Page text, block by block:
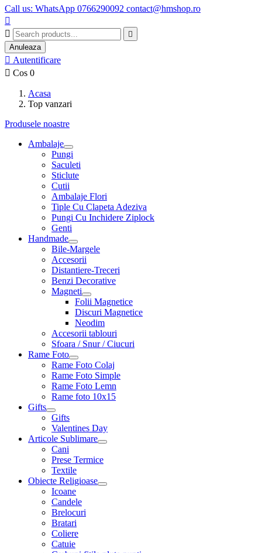
Call us: WhatsApp 0766290092 contact@hmshop.ro



Anuleaza
 Autentificare
 Cos 0
Acasa
Top vanzari
Produsele noastre
Ambalaje
Pungi
Saculeti
Sticlute
Cutii
Ambalaje Flori
Tiple Cu Clapeta Adeziva
Pungi Cu Inchidere Ziplock
Genti
Handmade
Bile-Margele
Accesorii
Distantiere-Treceri
Benzi Decorative
Magneti
Folii Magnetice
Discuri Magnetice
Neodim
Accesorii tablouri
Sfoara / Snur / Ciucuri
Rame Foto
Rame Foto Colaj
Rame Foto Simple
Rame Foto Lemn
Rame foto 10x15
Gifts
Gifts
Valentines Day
Articole Sublimare
Cani
Prese Termice
Textile
Obiecte Religioase
Icoane
Candele
Brelocuri
Bratari
Coliere
Catuie